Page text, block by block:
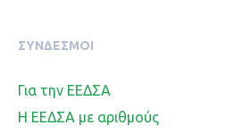
ΣΥΝΔΕΣΜΟΙ
Για την ΕΕΔΣΑ
Η ΕΕΔΣΑ με αριθμούς